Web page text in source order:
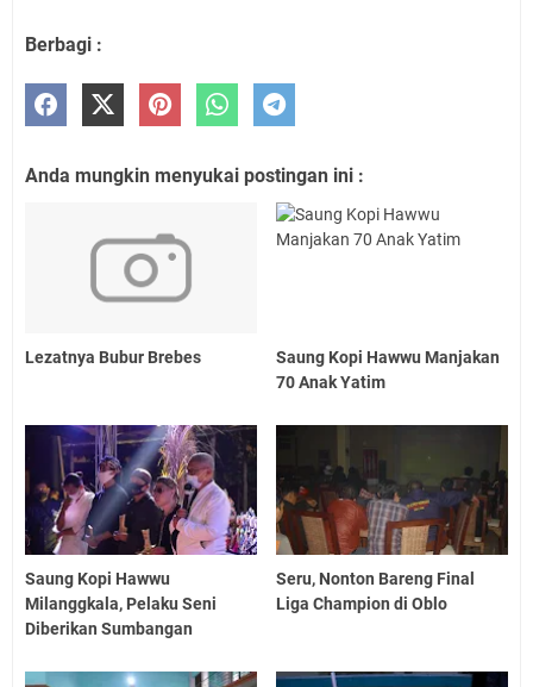
Berbagi :
Anda mungkin menyukai postingan ini :
Lezatnya Bubur Brebes
Saung Kopi Hawwu Manjakan
70 Anak Yatim
Saung Kopi Hawwu
Milanggkala, Pelaku Seni
Diberikan Sumbangan
Seru, Nonton Bareng Final
Liga Champion di Oblo